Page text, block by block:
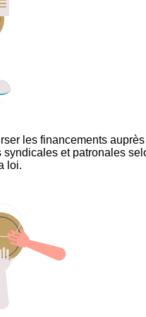
les financements
syndicales et patronales
loi.